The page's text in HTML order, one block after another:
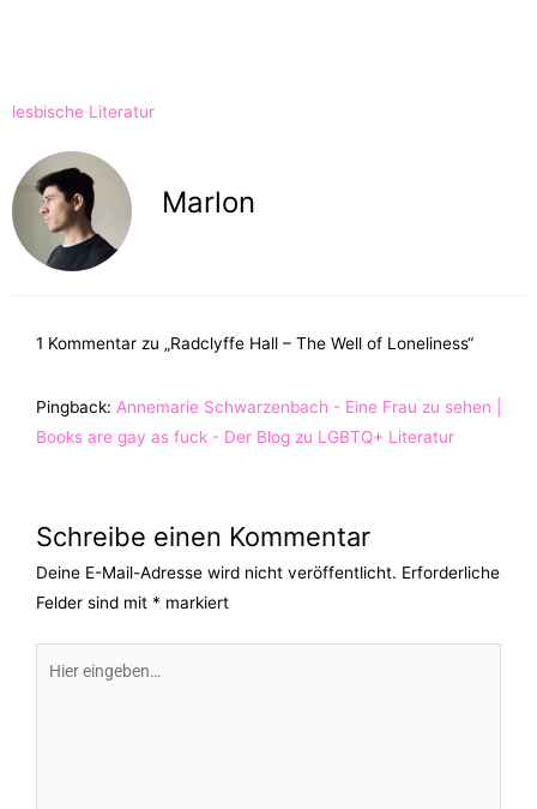
lesbische Literatur
Marlon
1 Kommentar zu „Radclyffe Hall – The Well of Loneliness“
Pingback: Annemarie Schwarzenbach - Eine Frau zu sehen |
Books are gay as fuck - Der Blog zu LGBTQ+ Literatur
Schreibe einen Kommentar
Deine E-Mail-Adresse wird nicht veröffentlicht. Erforderliche
Felder sind mit * markiert
eingeben…